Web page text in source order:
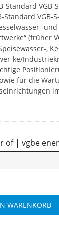
Standard VGB-
VGB-
(früher
,
ke/
für die
of | vgbe
WARENKORB